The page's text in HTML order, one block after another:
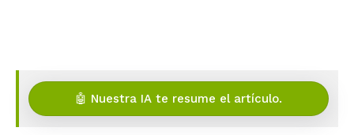
🤖 Nuestra IA te resume el artículo.